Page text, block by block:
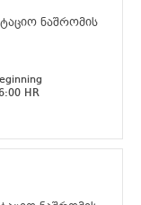
ნაშრომის
HR